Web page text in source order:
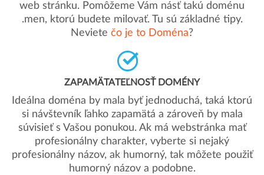
web stránku. Pomôžeme Vám násť takú doménu
.men, ktorú budete milovať. Tu sú základné tipy.
Neviete čo je to Doména?
ZAPAMÄTATEĽNOSŤ DOMÉNY
Ideálna doména by mala byť jednoduchá, taká ktorú
si návštevník ľahko zapamätá a zároveň by mala
súvisieť s Vašou ponukou. Ak má webstránka mať
profesionálny charakter, vyberte si nejaký
profesionálny názov, ak humorný, tak môžete použiť
humorný názov a podobne.